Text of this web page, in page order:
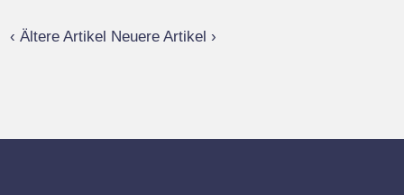
‹ Ältere Artikel Neuere Artikel ›